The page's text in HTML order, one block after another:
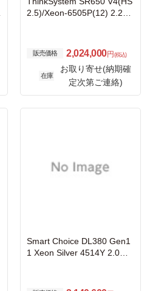
2.5)/Xeon-6505P(12) 2.20G
4GB/Quad-1GbE-OCP/PO
W(800W×2)/OSなし/3年保
証9x5(CRU-NBD)/SS9
販売価格 2,024,000円 (税込)
在庫
お取り寄せ(納期確
定次第ご連絡)
Smart Choice DL380 Gen1
1 Xeon Silver 4514Y 2.0GH
HDDx2 BCM5719 1Gbx4 8